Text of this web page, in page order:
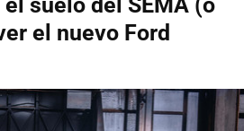
el nuevo Ford